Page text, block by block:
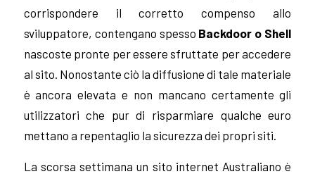
corrispondere il corretto compenso allo
sviluppatore, contengano spesso Backdoor o Shell
nascoste pronte per essere sfruttate per accedere
al sito. Nonostante ciò la diffusione di tale materiale
è ancora elevata e non mancano certamente gli
utilizzatori che pur di risparmiare qualche euro
mettano a repentaglio la sicurezza dei propri siti.
La scorsa settimana un sito internet Australiano è